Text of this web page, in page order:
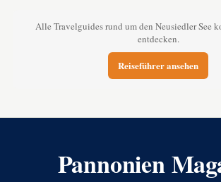
Alle Travelguides rund um den Neusiedler See
entdecken.
Reiseführer ansehen
Pannonien